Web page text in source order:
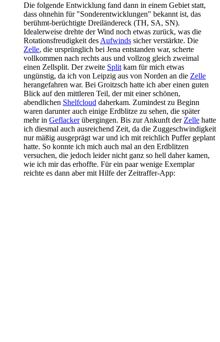
Die folgende Entwicklung fand dann in einem Gebiet statt,
dass ohnehin für "Sonderentwicklungen" bekannt ist, das
berühmt-berüchtigte Dreiländereck (TH, SA, SN).
Idealerweise drehte der Wind noch etwas zurück, was die
Rotationsfreudigkeit des Aufwinds sicher verstärkte. Die
Zelle, die ursprünglich bei Jena entstanden war, scherte
vollkommen nach rechts aus und vollzog gleich zweimal
einen Zellsplit. Der zweite Split kam für mich etwas
ungünstig, da ich von Leipzig aus von Norden an die Zelle
herangefahren war. Bei Groitzsch hatte ich aber einen guten
Blick auf den mittleren Teil, der mit einer schönen,
abendlichen Shelfcloud daherkam. Zumindest zu Beginn
waren darunter auch einige Erdblitze zu sehen, die später
mehr in Geflackerübergingen. Bis zur Ankunft der Zelle hatte
ich diesmal auch ausreichend Zeit, da die Zuggeschwindigkeit
nur mäßig ausgeprägt war und ich mit reichlich Puffer geplant
hatte. So konnte ich mich auch mal an den Erdblitzen
versuchen, die jedoch leider nicht ganz so hell daher kamen,
wie ich mir das erhoffte. Für ein paar wenige Exemplar
reichte es dann aber mit Hilfe der Zeitraffer-App: